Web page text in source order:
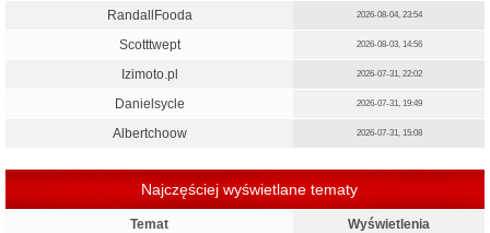
RandallFooda
2026-08-04, 23:54
Scotttwept 2026-08-03, 14:56
Izimoto.pl 2026-07-31, 22:02
Danielsycle 2026-07-31, 19:49
Albertchoow 2026-07-31, 15:08
Najczęściej wyświetlane tematy
Temat
Wyświetlenia